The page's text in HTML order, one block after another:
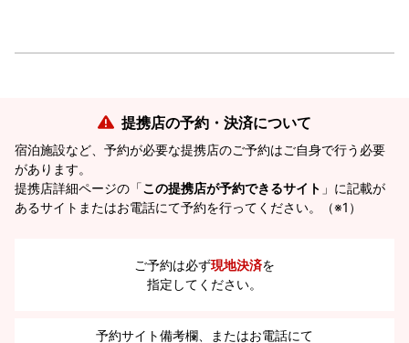
提携店の予約・決済について
宿泊施設など、予約が必要な提携店のご予約はご自身で行う必要
があります。
提携店詳細ページの「この提携店が予約できるサイト 」に記載が
あるサイトまたはお電話にて予約を行ってください。（※1）
ご予約は必ず現地決済を
指定してください。
予約サイト備考欄、またはお電話にて